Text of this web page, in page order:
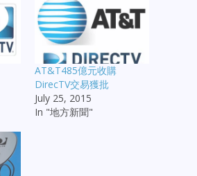
AT&T485億元收購
DirecTV交易獲批
July 25, 2015
In "地方新聞"